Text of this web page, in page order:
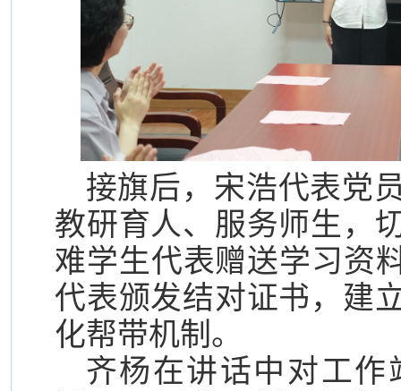
接旗后，宋浩代表党
教研育人、服务师生，
难学生代表赠送学习资
代表颁发结对证书，建
化帮带机制。
齐杨在讲话中对工作